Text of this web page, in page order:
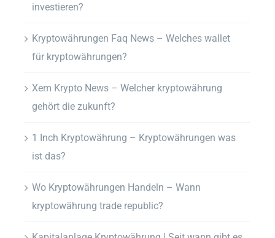
investieren?
Kryptowährungen Faq News – Welches wallet
für kryptowährungen?
Xem Krypto News – Welcher kryptowährung
gehört die zukunft?
1 Inch Kryptowährung – Kryptowährungen was
ist das?
Wo Kryptowährungen Handeln – Wann
kryptowährung trade republic?